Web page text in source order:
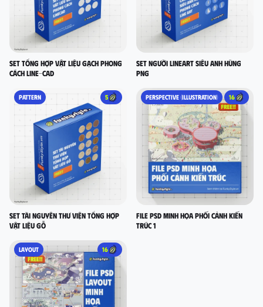
set tổng hợp vật liệu gạch phong
cách LINE-CAD
Set người lineart siêu anh hùng
PNG
PATTERN 5
Set Tài nguyên thư viện tổng hợp
vật liệu gỗ
PERSPECTIVE (ILLUSTRATION) 16
FILE PSD MINH HỌA PHỐI CẢNH KIẾN
TRÚC 1
LAYOUT 16